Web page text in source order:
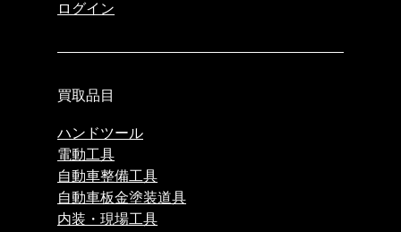
ログイン
買取品目
ハンドツール
電動工具
自動車整備工具
自動車板金塗装道具
内装・現場工具